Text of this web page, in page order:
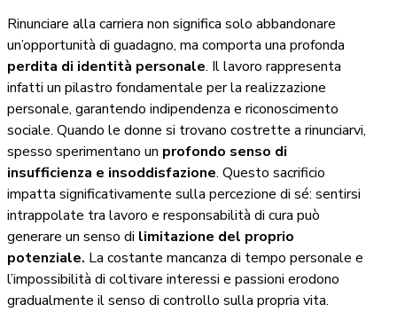
Rinunciare alla carriera non significa solo abbandonare
un’opportunità di guadagno, ma comporta una profonda
perdita di identità personale. Il lavoro rappresenta
infatti un pilastro fondamentale per la realizzazione
personale, garantendo indipendenza e riconoscimento
sociale. Quando le donne si trovano costrette a rinunciarvi,
spesso sperimentano un profondo senso di
insufficienza e insoddisfazione. Questo sacrificio
impatta significativamente sulla percezione di sé: sentirsi
intrappolate tra lavoro e responsabilità di cura può
generare un senso di limitazione del proprio
potenziale. La costante mancanza di tempo personale e
l’impossibilità di coltivare interessi e passioni erodono
gradualmente il senso di controllo sulla propria vita.